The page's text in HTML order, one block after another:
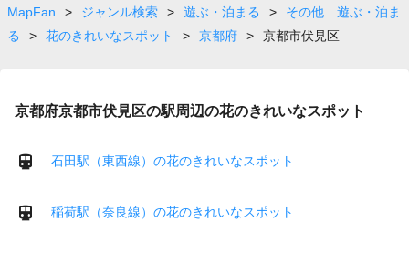
page
MapFan > ジャンル検索 > 遊ぶ・泊まる >
その他 遊ぶ・泊ま
る
> 花のきれいなスポット > 京都府 > 京都市伏見区
京都府京都市伏見区の駅周辺の花のきれいなスポット
石田駅（東西線）の花のきれいなスポット
稲荷駅（奈良線）の花のきれいなスポット